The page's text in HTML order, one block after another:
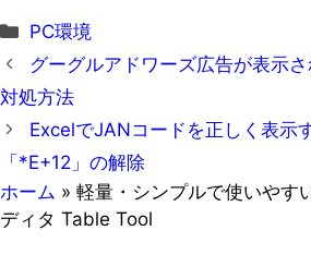
カ
テ
リ
ー
PC環境
グーグルアドワーズ広告が表示
対処方法
ExcelでJANコードを正しく表示
「*E+12」の解除
ホーム » 軽量・シンプルで使いやす
ディタ Table Tool